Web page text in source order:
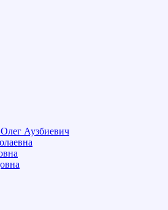
Аузбиевич